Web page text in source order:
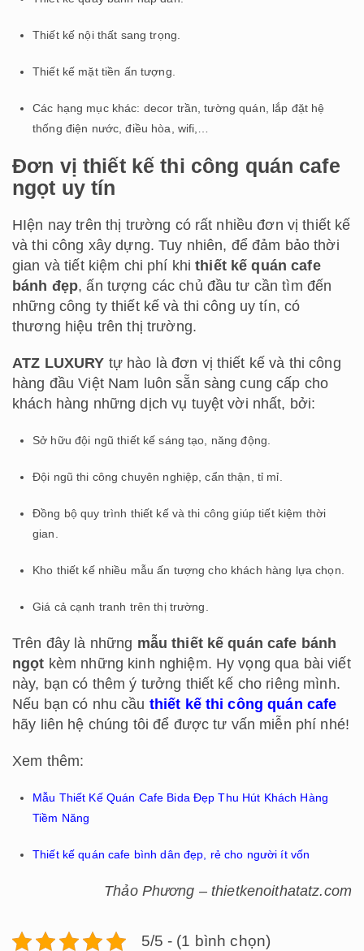
Thiết kế nội thất sang trọng.
Thiết kế mặt tiền ấn tượng.
Các hạng mục khác: decor trần, tường quán, lắp đặt hệ
thống điện nước, điều hòa, wifi,…
Đơn vị thiết kế thi công quán cafe
ngọt uy tín
HIện nay trên thị trường có rất nhiều đơn vị thiết kế
và thi công xây dựng. Tuy nhiên, để đảm bảo thời
gian và tiết kiệm chi phí khithiết kế quán cafe
bánh đẹp, ấn tượng các chủ đầu tư cần tìm đến
những công ty thiết kế và thi công uy tín, có
thương hiệu trên thị trường.
ATZ LUXURY tự hào là đơn vị thiết kế và thi công
hàng đầu Việt Nam luôn sẵn sàng cung cấp cho
khách hàng những dịch vụ tuyệt vời nhất, bởi:
Sở hữu đội ngũ thiết kế sáng tạo, năng động.
Đội ngũ thi công chuyên nghiệp, cẩn thận, tỉ mỉ.
Đồng bộ quy trình thiết kế và thi công giúp tiết kiệm thời
gian.
Kho thiết kế nhiều mẫu ấn tượng cho khách hàng lựa chọn.
Giá cả cạnh tranh trên thị trường.
Trên đây là những mẫu thiết kế quán cafe bánh
ngọt kèm những kinh nghiệm. Hy vọng qua bài viết
này, bạn có thêm ý tưởng thiết kế cho riêng mình.
Nếu bạn có nhu cầu thiết kế thi công quán cafe
hãy liên hệ chúng tôi để được tư vấn miễn phí nhé!
Xem thêm:
Mẫu Thiết Kế Quán Cafe Bida Đẹp Thu Hút Khách Hàng
Tiềm Năng
Thiết kế quán cafe bình dân đẹp, rẻ cho người ít vốn
Thảo Phương – thietkenoithatatz.com
5/5 - (1 bình chọn)